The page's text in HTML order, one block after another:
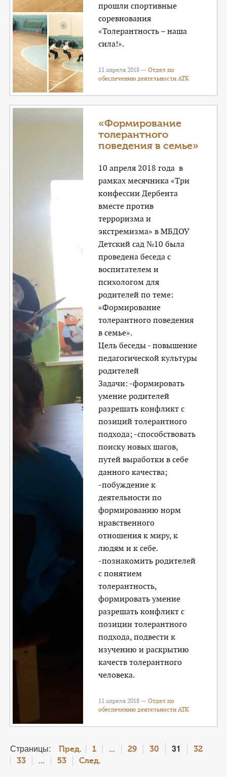
прошли спортивные
соревнования
«Толерантность – наша
сила!».
11 апреля 2018 —Отдел по
обеспечению деятельности АТК
«Формирование
толерантного
поведения в семье»
10 апреля 2018 года в
рамках месячника «Три
конфессии Дербента
вместе против
терроризма и
экстремизма» в МБДОУ
Детский сад №10 была
проведена беседа с
воспитателем и
психологом для
родителей по теме:
«Формирование
толерантного поведения
в семье».
Цель беседы - повышение
педагогической культуры
родителей
Задачи: -формировать
умение родителей
разрешать конфликт с
позиций толерантного
подхода; -способствовать
поиску новых шагов,
путей выработки в себе
данного качества;
-побуждение к
деятельности по
формированию норм
нравственного
отношения к миру, к
людям и к себе.
-познакомить родителей
с понятием
толерантность,
формировать умение
разрешать конфликт с
позиции толерантного
подхода, подвести к
изучению и раскрытию
качеств толерантного
человека.
11 апреля 2018 —Отдел по
обеспечению деятельности АТК
Страницы: Пред. 1 ... 29 30 31
32
33
... 53 След.